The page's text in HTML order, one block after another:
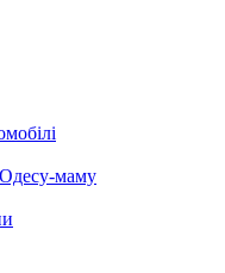
Одесу-маму